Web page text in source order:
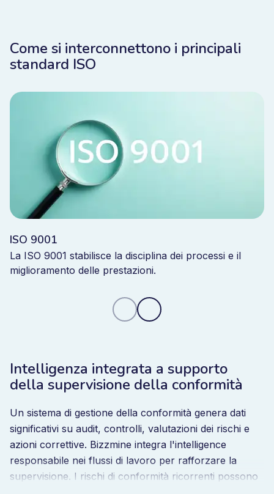
Come si interconnettono i principali
standard ISO
ISO 9001
La ISO 9001 stabilisce la disciplina dei processi e il
miglioramento delle prestazioni.
Intelligenza integrata a supporto
della supervisione della conformità
Un sistema di gestione della conformità genera dati
significativi su audit, controlli, valutazioni dei rischi e
azioni correttive. Bizzmine integra l'intelligence
responsabile nei flussi di lavoro per rafforzare la
supervisione. I rischi di conformità ricorrenti possono